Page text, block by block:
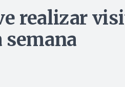
realizar
semana